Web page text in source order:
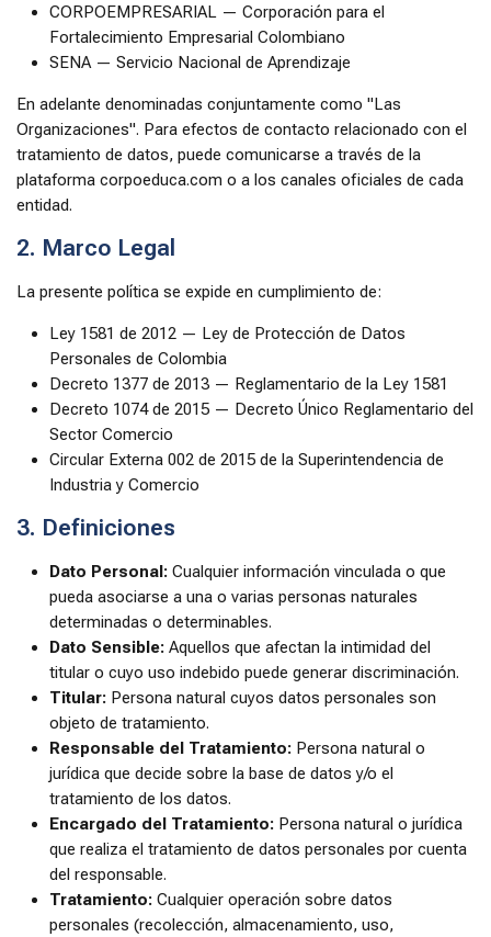
CORPOEMPRESARIAL — Corporación para el
Fortalecimiento Empresarial Colombiano
SENA — Servicio Nacional de Aprendizaje
En adelante denominadas conjuntamente como "Las
Organizaciones". Para efectos de contacto relacionado con el
tratamiento de datos, puede comunicarse a través de la
plataforma corpoeduca.com o a los canales oficiales de cada
entidad.
2. Marco Legal
La presente política se expide en cumplimiento de:
Ley 1581 de 2012 — Ley de Protección de Datos
Personales de Colombia
Decreto 1377 de 2013 — Reglamentario de la Ley 1581
Decreto 1074 de 2015 — Decreto Único Reglamentario del
Sector Comercio
Circular Externa 002 de 2015 de la Superintendencia de
Industria y Comercio
3. Definiciones
Dato Personal: Cualquier información vinculada o que
pueda asociarse a una o varias personas naturales
determinadas o determinables.
Dato Sensible: Aquellos que afectan la intimidad del
titular o cuyo uso indebido puede generar discriminación.
Titular: Persona natural cuyos datos personales son
objeto de tratamiento.
Responsable del Tratamiento: Persona natural o
jurídica que decide sobre la base de datos y/o el
tratamiento de los datos.
Encargado del Tratamiento: Persona natural o jurídica
que realiza el tratamiento de datos personales por cuenta
del responsable.
Tratamiento: Cualquier operación sobre datos
personales (recolección, almacenamiento, uso,